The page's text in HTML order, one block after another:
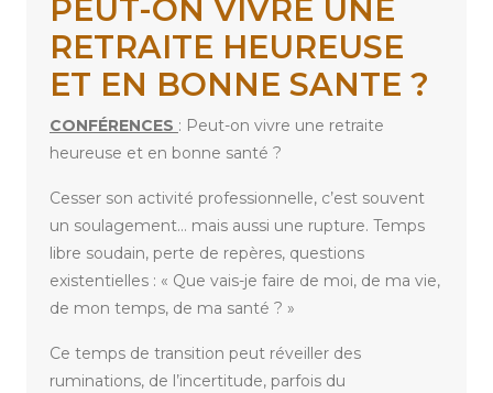
PEUT-ON VIVRE UNE
RETRAITE HEUREUSE
ET EN BONNE SANTE ?
CONFÉRENCES : Peut-on vivre une retraite
heureuse et en bonne santé ?
Cesser son activité professionnelle, c’est souvent
un soulagement… mais aussi une rupture. Temps
libre soudain, perte de repères, questions
existentielles : « Que vais-je faire de moi, de ma vie,
de mon temps, de ma santé ? »
Ce temps de transition peut réveiller des
ruminations, de l’incertitude, parfois du